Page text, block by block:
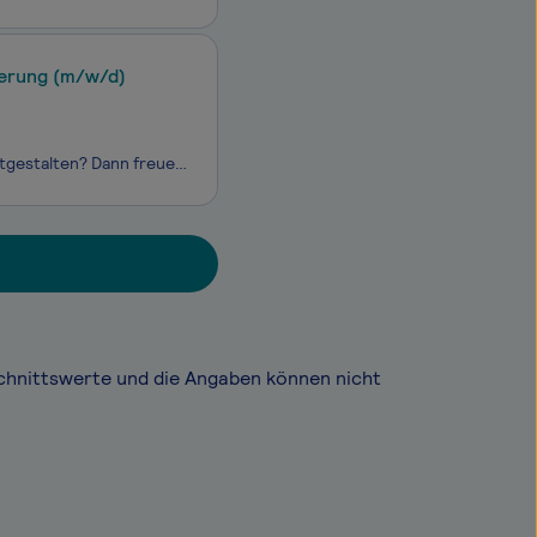
(m/w/d)
Du schätzt ein offenes Miteinander und möchtest die Versicherungswelt aktiv mitgestalten? Dann freuen wir uns darauf, Dich kennenzulernen. Die DFV Deutsche Familienversicherung AG ist ein innovativer digitaler Direktversicherer. Als digitale Pioniere in der Versicherungswirtschaft beschäftigen wir
und die Angaben können nicht